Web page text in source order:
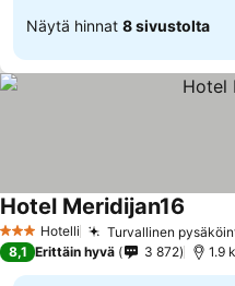
Näytä hinnat 8 sivustolta
3 Tähtiluokitus
Hotelli Turvallinen
Hotel Meridijan16
8,1 Erittäin hyvä 3 872 1.9